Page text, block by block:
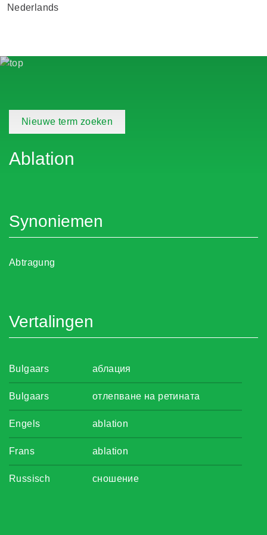
Nederlands
Nieuwe term zoeken
Ablation
Synoniemen
Abtragung
Vertalingen
Bulgaars аблация
Bulgaars отлепване на ретината
Engels ablation
Frans ablation
Russisch сношение